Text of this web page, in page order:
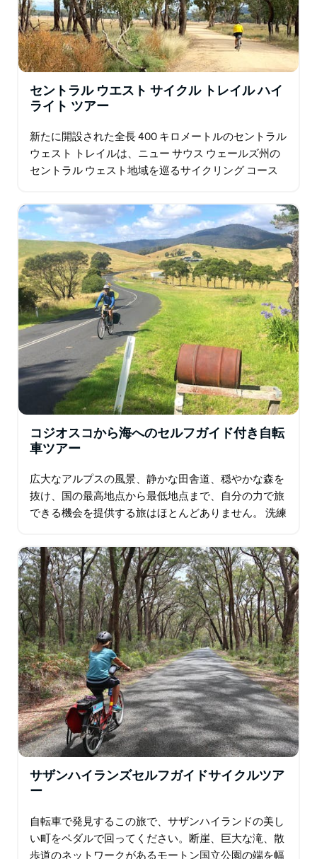
セントラル ウエスト サイクル トレイル ハイ
ライト ツアー
新たに開設された全長 400 キロメートルのセントラル
ウェスト トレイルは、ニュー サウス ウェールズ州の
セントラル ウェスト地域を巡るサイクリング コース
力的な町など…
コジオスコから海へのセルフガイド付き自転
車ツアー
広大なアルプスの風景、静かな田舎道、穏やかな森を
抜け、国の最高地点から最低地点まで、自分の力で旅
できる機会を提供する旅はほとんどありません。 洗練
であるシャーロット パスから出発し…
サザンハイランズセルフガイドサイクルツア
ー
自転車で発見するこの旅で、サザンハイランドの美し
い町をペダルで回ってください。断崖、巨大な滝、散
歩道のネットワークがあるモートン国立公園の端を幅